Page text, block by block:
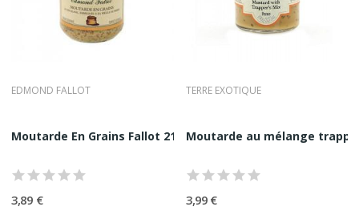
EDMOND FALLOT
Moutarde En Grains Fallot 21CL
3,89 €
TERRE EXOTIQUE
Moutarde au mélange
3,99 €